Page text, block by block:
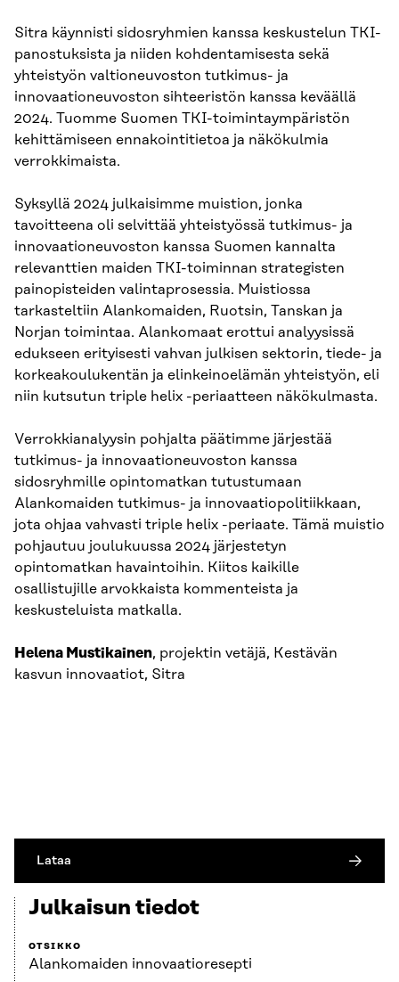
Sitra käynnisti sidosryhmien kanssa keskustelun TKI-
panostuksista ja niiden kohdentamisesta sekä
yhteistyön valtioneuvoston tutkimus- ja
innovaationeuvoston sihteeristön kanssa keväällä
2024. Tuomme Suomen TKI-toimintaympäristön
kehittämiseen ennakointitietoa ja näkökulmia
verrokkimaista.
Syksyllä 2024 julkaisimme muistion, jonka
tavoitteena oli selvittää yhteistyössä tutkimus- ja
innovaationeuvoston kanssa Suomen kannalta
relevanttien maiden TKI-toiminnan strategisten
painopisteiden valintaprosessia. Muistiossa
tarkasteltiin Alankomaiden, Ruotsin, Tanskan ja
Norjan toimintaa. Alankomaat erottui analyysissä
edukseen erityisesti vahvan julkisen sektorin, tiede- ja
korkeakoulukentän ja elinkeinoelämän yhteistyön, eli
niin kutsutun triple helix -periaatteen näkökulmasta.
Verrokkianalyysin pohjalta päätimme järjestää
tutkimus- ja innovaationeuvoston kanssa
sidosryhmille opintomatkan tutustumaan
Alankomaiden tutkimus- ja innovaatiopolitiikkaan,
jota ohjaa vahvasti triple helix -periaate. Tämä muistio
pohjautuu joulukuussa 2024 järjestetyn
opintomatkan havaintoihin. Kiitos kaikille
osallistujille arvokkaista kommenteista ja
keskusteluista matkalla.
Helena Mustikainen, projektin vetäjä, Kestävän
kasvun innovaatiot, Sitra
Lataa
Julkaisun tiedot
OTSIKKO
Alankomaiden innovaatioresepti